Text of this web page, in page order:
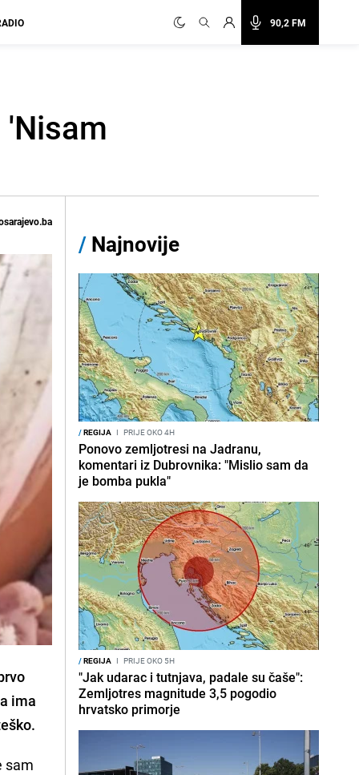
90,2 FM
ima
sam
/ Najnovije
/REGIJA I PRIJE OKO 4H
Ponovo zemljotresi na Jadranu,
komentari iz Dubrovnika: "Mislio sam da
je bomba pukla"
/REGIJA I PRIJE OKO 5H
"Jak udarac i tutnjava, padale su čaše":
Zemljotres magnitude 3,5 pogodio
hrvatsko primorje